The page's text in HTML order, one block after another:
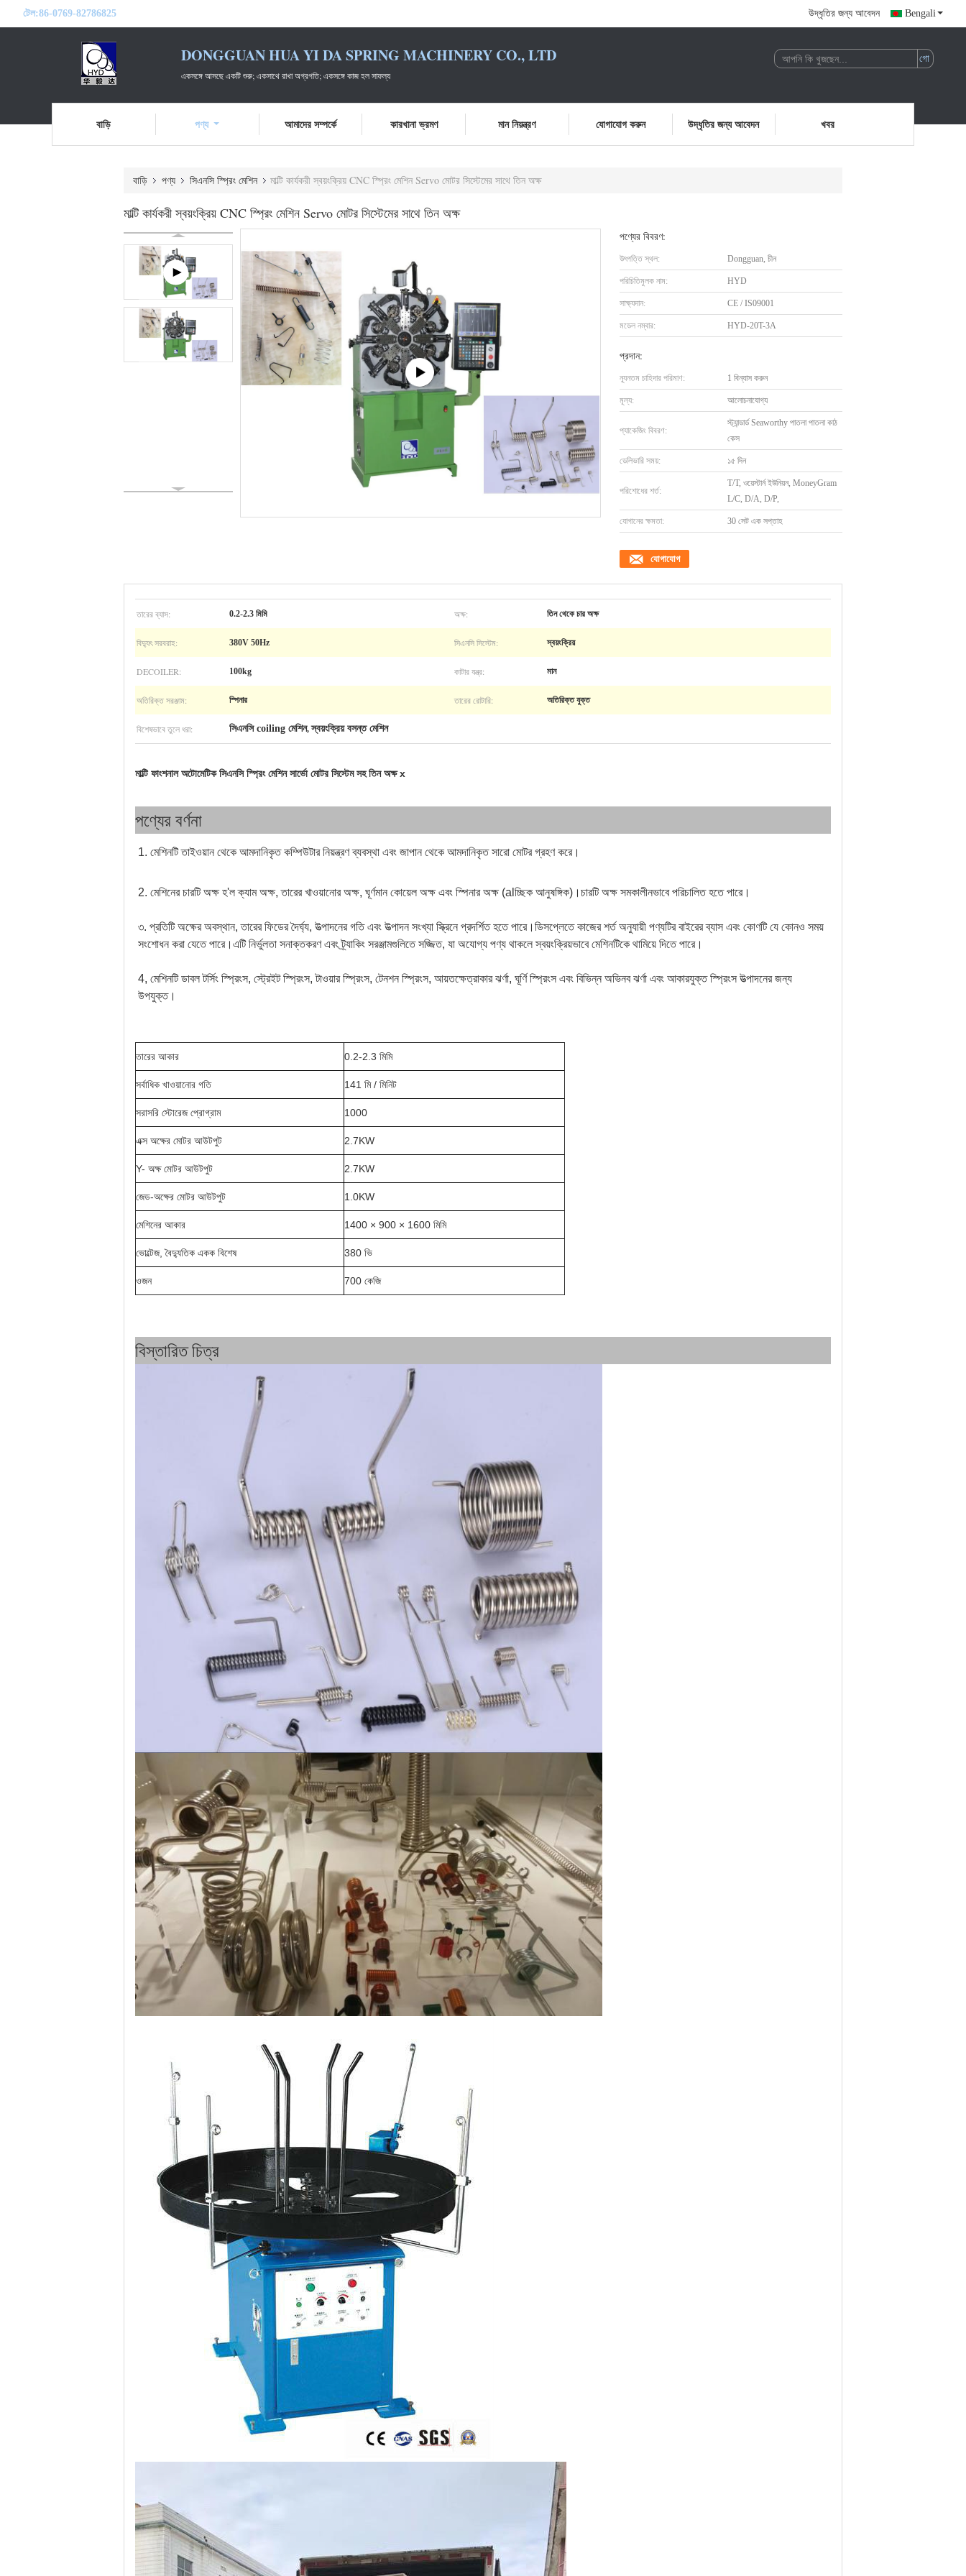
টেল:86-0769-82786825 উদ্ধৃতির জন্য আবেদন Bengali
DONGGUAN HUA YI DA SPRING MACHINERY CO., LTD
একসঙ্গে আসছে একটি শুরু; একসাথে রাখা অগ্রগতি; একসঙ্গে কাজ হল সাফল্য
বাড়ি পণ্য আমাদের সম্পর্কে কারখানা ভ্রমণ মান নিয়ন্ত্রণ যোগাযোগ করুন উদ্ধৃতির জন্য আবেদন খবর
বাড়ি পণ্য সিএনসি স্প্রিং মেশিন মাল্টি কার্যকরী স্বয়ংক্রিয় CNC স্প্রিং মেশিন Servo মোটর সিস্টেমের সাথে তিন অক্ষ
মাল্টি কার্যকরী স্বয়ংক্রিয় CNC স্প্রিং মেশিন Servo মোটর সিস্টেমের সাথে তিন অক্ষ
পণ্যের বিবরণ:
উৎপত্তি স্থল: Dongguan, চীন
পরিচিতিমুলক নাম: HYD
সাক্ষ্যদান: CE / IS09001
মডেল নম্বার: HYD-20T-3A
প্রদান:
ন্যূনতম চাহিদার পরিমাণ: 1 বিন্যাস করুন
মূল্য: আলোচনাযোগ্য
প্যাকেজিং বিবরণ:
স্ট্যান্ডার্ড Seaworthy পাতলা পাতলা কাঠ
কেস
ডেলিভারি সময়: ১৫ দিন
পরিশোধের শর্ত:
T/T, ওয়েস্টার্ন ইউনিয়ন, MoneyGram
L/C, D/A, D/P,
যোগানের ক্ষমতা: 30 সেট এক সপ্তাহ
যোগাযোগ
তারের ব্যাস: 0.2-2.3 মিমি অক্ষ: তিন থেকে চার অক্ষ
বিদ্যুৎ সরবরাহ: 380V 50Hz সিএনসি সিস্টেম: স্বয়ংক্রিয়
DECOILER: 100kg কাটার যন্ত্র: মান
অতিরিক্ত সরঞ্জাম: স্পিনার তারের রোটারি: অতিরিক্ত যুক্ত
বিশেষভাবে তুলে ধরা: সিএনসি coiling মেশিন,স্বয়ংক্রিয় বসন্ত মেশিন
মাল্টি ফাংশনাল অটোমেটিক সিএনসি স্প্রিং মেশিন সার্ভো মোটর সিস্টেম সহ তিন অক্ষ x
পণ্যের বর্ণনা
1. মেশিনটি তাইওয়ান থেকে আমদানিকৃত কম্পিউটার নিয়ন্ত্রণ ব্যবস্থা এবং জাপান থেকে আমদানিকৃত সারো মোটর গ্রহণ করে।
2. মেশিনের চারটি অক্ষ হ'ল ক্যাম অক্ষ, তারের খাওয়ানোর অক্ষ, ঘূর্ণমান কোয়েল অক্ষ এবং স্পিনার অক্ষ (alচ্ছিক আনুষঙ্গিক)।চারটি অক্ষ সমকালীনভাবে পরিচালিত হতে পারে।
৩. প্রতিটি অক্ষের অবস্থান, তারের ফিডের দৈর্ঘ্য, উত্পাদনের গতি এবং উত্পাদন সংখ্যা স্ক্রিনে প্রদর্শিত হতে পারে।ডিসপ্লেতে কাজের শর্ত অনুযায়ী পণ্যটির বাইরের ব্যাস এবং কোণটি যে কোনও সময়
সংশোধন করা যেতে পারে।এটি নির্ভুলতা সনাক্তকরণ এবং ট্র্যাকিং সরঞ্জামগুলিতে সজ্জিত, যা অযোগ্য পণ্য থাকলে স্বয়ংক্রিয়ভাবে মেশিনটিকে থামিয়ে দিতে পারে।
4, মেশিনটি ডাবল টর্সিং স্প্রিংস, স্ট্রেইট স্প্রিংস, টাওয়ার স্প্রিংস, টেনশন স্প্রিংস, আয়তক্ষেত্রাকার ঝর্ণা, ঘূর্ণি স্প্রিংস এবং বিভিন্ন অভিনব ঝর্ণা এবং আকারযুক্ত স্প্রিংস উত্পাদনের জন্য
উপযুক্ত।
তারের আকার 0.2-2.3 মিমি
সর্বাধিক খাওয়ানোর গতি 141 মি / মিনিট
সরাসরি স্টোরেজ প্রোগ্রাম 1000
এক্স অক্ষের মোটর আউটপুট 2.7KW
Y- অক্ষ মোটর আউটপুট 2.7KW
জেড-অক্ষের মোটর আউটপুট 1.0KW
মেশিনের আকার 1400 × 900 × 1600 মিমি
ভোল্টেজ, বৈদ্যুতিক একক বিশেষ 380 ভি
ওজন 700 কেজি
বিস্তারিত চিত্র